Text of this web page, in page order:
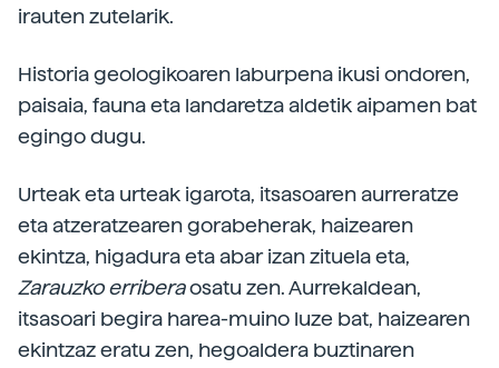
irauten zutelarik.
Historia geologikoaren laburpena ikusi ondoren,
paisaia, fauna eta landaretza aldetik aipamen bat
egingo dugu.
Urteak eta urteak igarota, itsasoaren aurreratze
eta atzeratzearen gorabeherak, haizearen
ekintza, higadura eta abar izan zituela eta,
Zarauzkoerriberaosatu zen. Aurrekaldean,
itsasoari begira harea-muino luze bat, haizearen
ekintzaz eratu zen, hegoaldera buztinaren